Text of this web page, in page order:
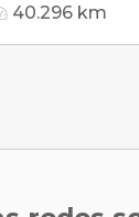
40.296 km